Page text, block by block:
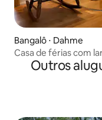
Bangalô ⋅ Dahme
Casa de férias com
Outros